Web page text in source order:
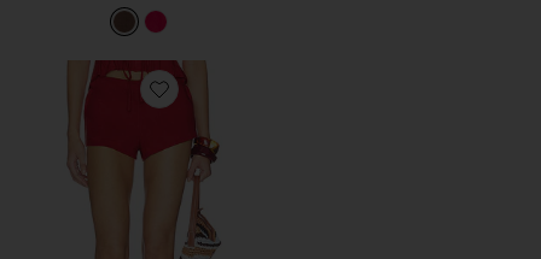
Favorite ШОРТЫ LINEN FLAT